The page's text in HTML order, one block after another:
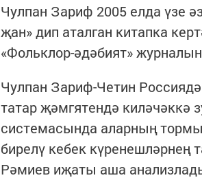
Чулпан Зариф 2005 елда үзе
җан» дип аталган китапка
«Фольклор-әдәбият»
Чулпан Зариф-Четин
татар җәмгятендә киләчәккә
системасында аларның
бирелү кебек
Рәмиев иҗаты аша